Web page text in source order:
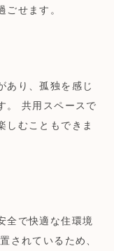
ごせます。
あり、孤独を感じ
。 共用スペースで
しむこともできま
全で快適な住環境
されているため、